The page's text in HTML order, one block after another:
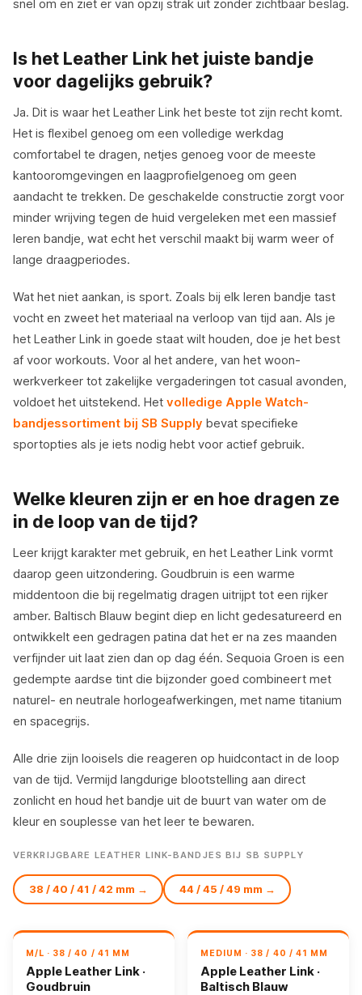
snel om en ziet er van opzij strak uit zonder zichtbaar beslag.
Is het Leather Link het juiste bandje
voor dagelijks gebruik?
Ja. Dit is waar het Leather Link het beste tot zijn recht komt.
Het is flexibel genoeg om een volledige werkdag
comfortabel te dragen, netjes genoeg voor de meeste
kantooromgevingen en laagprofielgenoeg om geen
aandacht te trekken. De geschakelde constructie zorgt voor
minder wrijving tegen de huid vergeleken met een massief
leren bandje, wat echt het verschil maakt bij warm weer of
lange draagperiodes.
Wat het niet aankan, is sport. Zoals bij elk leren bandje tast
vocht en zweet het materiaal na verloop van tijd aan. Als je
het Leather Link in goede staat wilt houden, doe je het best
af voor workouts. Voor al het andere, van het woon-
werkverkeer tot zakelijke vergaderingen tot casual avonden,
voldoet het uitstekend. Het volledige Apple Watch-
bandjessortiment bij SB Supply bevat specifieke
sportopties als je iets nodig hebt voor actief gebruik.
Welke kleuren zijn er en hoe dragen ze
in de loop van de tijd?
Leer krijgt karakter met gebruik, en het Leather Link vormt
daarop geen uitzondering. Goudbruin is een warme
middentoon die bij regelmatig dragen uitrijpt tot een rijker
amber. Baltisch Blauw begint diep en licht gedesatureerd en
ontwikkelt een gedragen patina dat het er na zes maanden
verfijnder uit laat zien dan op dag één. Sequoia Groen is een
gedempte aardse tint die bijzonder goed combineert met
naturel- en neutrale horlogeafwerkingen, met name titanium
en spacegrijs.
Alle drie zijn looisels die reageren op huidcontact in de loop
van de tijd. Vermijd langdurige blootstelling aan direct
zonlicht en houd het bandje uit de buurt van water om de
kleur en souplesse van het leer te bewaren.
VERKRIJGBARE LEATHER LINK-BANDJES BIJ SB SUPPLY
38 / 40 / 41 / 42 mm → 44 / 45 / 49 mm →
M/L · 38 / 40 / 41 MM
Apple Leather Link ·
Goudbruin
MEDIUM · 38 / 40 / 41 MM
Apple Leather Link ·
Baltisch Blauw